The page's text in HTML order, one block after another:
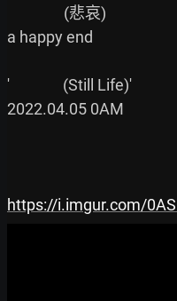
a happy end
'               (Still Life)'
2022.04.05 0AM
https://i.imgur.com/